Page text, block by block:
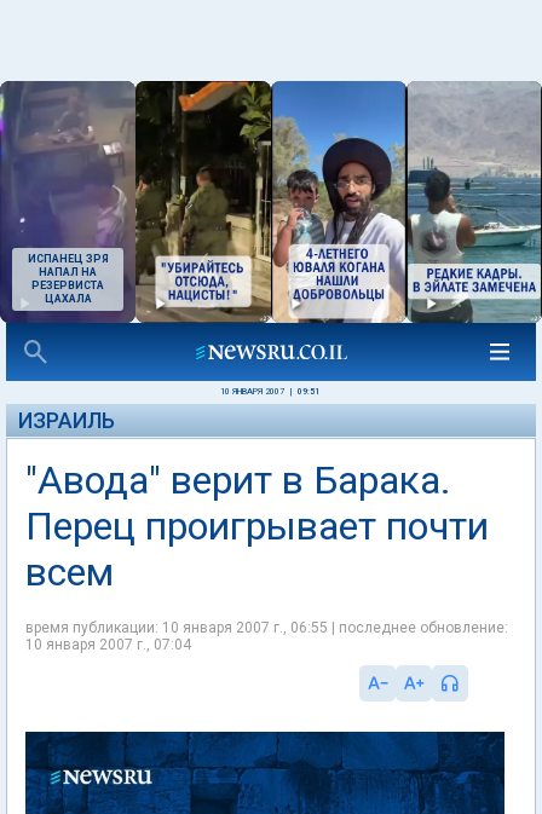
ИСПАНЕЦ ЗРЯ
НАПАЛ НА
РЕЗЕРВИСТА
ЦАХАЛА
10 ЯНВАРЯ 2007 09:51
ИЗРАИЛЬ
"Авода" верит в Барака.
Перец проигрывает почти
всем
время публикации: 10 января 2007 г., 06:55 | последнее обновление:
10 января 2007 г., 07:04